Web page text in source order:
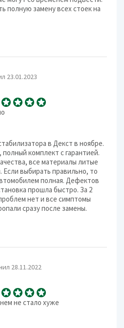
полную замену всех стоек на
23.01.2023
в Декст в ноябре.
комплект с гарантией.
все материалы литые
Если выбирать правильно, то
полная. Дефектов
прошла быстро. За 2
нет и все симптомы
сразу после замены.
28.11.2022
не стало хуже